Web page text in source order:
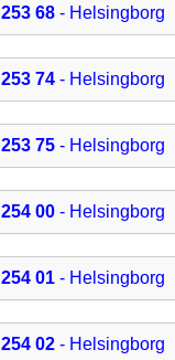
253 68 - Helsingborg
253 74 - Helsingborg
253 75 - Helsingborg
254 00 - Helsingborg
254 01 - Helsingborg
254 02 - Helsingborg